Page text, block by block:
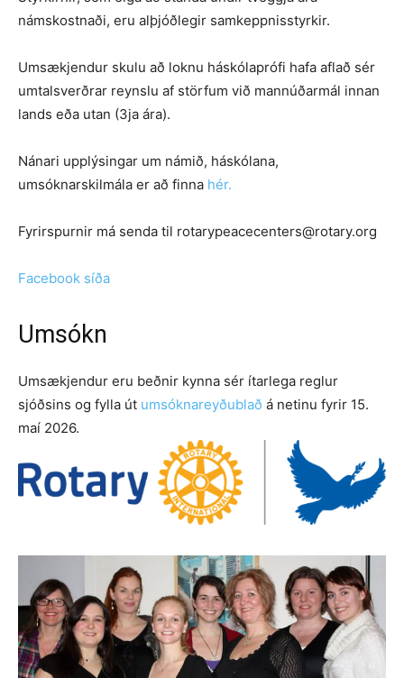
námskostnaði, eru alþjóðlegir samkeppnisstyrkir.
Umsækjendur skulu að loknu háskólaprófi hafa aflað sér
umtalsverðrar reynslu af störfum við mannúðarmál innan
lands eða utan (3ja ára).
Nánari upplýsingar um námið, háskólana,
umsóknarskilmála er að finna hér.
Fyrirspurnir má senda til rotarypeacecenters@rotary.org
Facebook síða
Umsókn
Umsækjendur eru beðnir kynna sér ítarlega reglur
sjóðsins og fylla út umsóknareyðublað á netinu fyrir 15.
maí 2026.